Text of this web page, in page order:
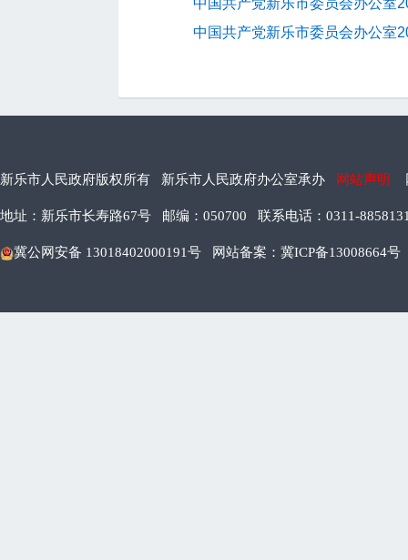
中国共产党新乐市委员会办公室
中国共产党新乐市委员会办公室